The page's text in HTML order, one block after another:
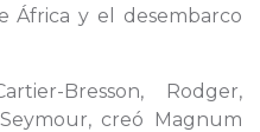
África y el desembarco
Bresson, Rodger,
creó Magnum